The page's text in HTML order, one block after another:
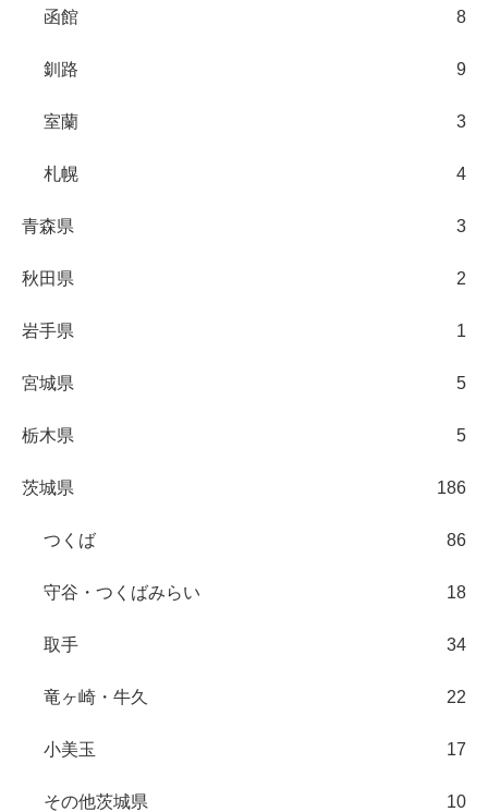
函館 8
釧路 9
室蘭 3
札幌 4
青森県 3
秋田県 2
岩手県 1
宮城県 5
栃木県 5
茨城県 186
つくば 86
守谷・つくばみらい 18
取手 34
竜ヶ崎・牛久 22
小美玉 17
その他茨城県 10